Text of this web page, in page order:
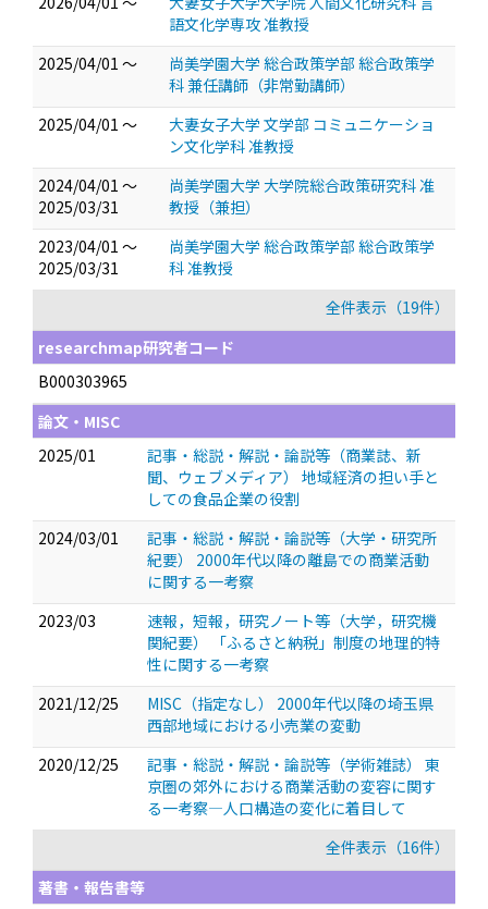
語文化学専攻 准教授
2025/04/01 ～
尚美学園大学 総合政策学部 総合政策学
科 兼任講師（非常勤講師）
2025/04/01 ～
大妻女子大学 文学部 コミュニケーショ
ン文化学科 准教授
2024/04/01 ～
2025/03/31
尚美学園大学 大学院総合政策研究科 准
教授（兼担）
2023/04/01 ～
2025/03/31
尚美学園大学 総合政策学部 総合政策学
科 准教授
全件表示（19件）
researchmap研究者コード
B000303965
論文・MISC
2025/01
記事・総説・解説・論説等（商業誌、新
聞、ウェブメディア） 地域経済の担い手と
しての食品企業の役割
2024/03/01
記事・総説・解説・論説等（大学・研究所
紀要） 2000年代以降の離島での商業活動
に関する一考察
2023/03
速報，短報，研究ノート等（大学，研究機
関紀要） 「ふるさと納税」制度の地理的特
性に関する一考察
2021/12/25
MISC（指定なし） 2000年代以降の埼玉県
西部地域における小売業の変動
2020/12/25
記事・総説・解説・論説等（学術雑誌） 東
京圏の郊外における商業活動の変容に関す
る一考察―人口構造の変化に着目して
全件表示（16件）
著書・報告書等